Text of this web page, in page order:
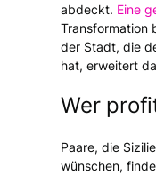
abdeckt. Eine
Transformation
der Stadt, die
hat, erweitert
Wer
Paare, die
wünschen,